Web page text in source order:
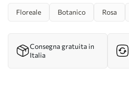
Floreale Botanico Rosa
Consegna gratuita in
Italia